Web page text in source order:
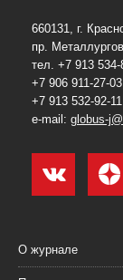
660131, г.
пр.
тел. +7 913 534-
+7 906 911-27-03,
+7 913 532-92-11
e-mail: globus-
О журнале